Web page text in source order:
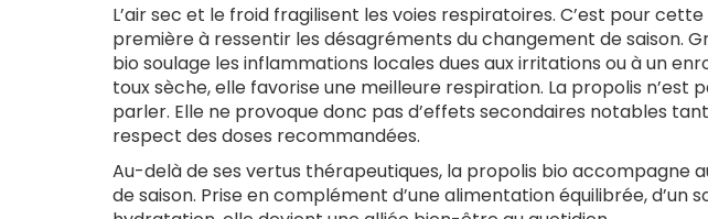
L’air sec et le froid fragilisent les voies respiratoires. C’est pour
première à ressentir les désagréments du changement de saison.
bio soulage les inflammations locales dues aux irritations ou à un
toux sèche, elle favorise une meilleure respiration. La propolis
parler. Elle ne provoque donc pas d’effets secondaires notables
respect des doses recommandées.
Au-delà de ses vertus thérapeutiques, la propolis bio accompagne
de saison. Prise en complément d’une alimentation équilibrée, d’un